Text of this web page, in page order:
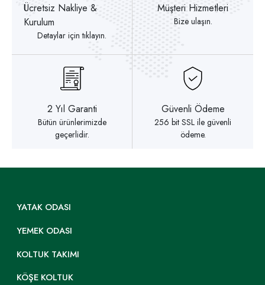
Ücretsiz Nakliye &
Kurulum
Detaylar için tıklayın.
Müşteri Hizmetleri
Bize ulaşın.
2 Yıl Garanti
Bütün ürünlerimizde
geçerlidir.
Güvenli Ödeme
256 bit SSL ile güvenli
ödeme.
YATAK ODASI
YEMEK ODASI
KOLTUK TAKIMI
KÖŞE KOLTUK